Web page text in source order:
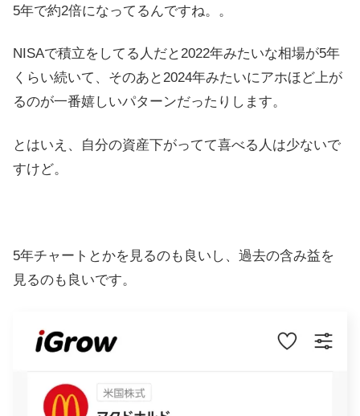
5年で約2倍になってるんですね。。
NISAで積立をしてる人だと2022年みたいな相場が5年
くらい続いて、そのあと2024年みたいにアホほど上が
るのが一番嬉しいパターンだったりします。
とはいえ、自分の資産下がってて喜べる人は少ないで
すけど。
5年チャートとかを見るのも良いし、過去の含み益を
見るのも良いです。